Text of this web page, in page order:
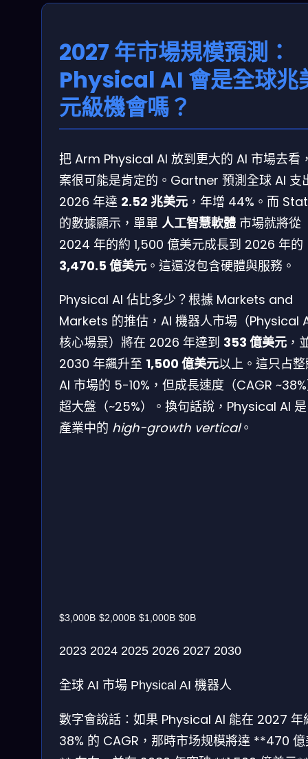
2027 年市場規模預測：
Physical AI 會是全球兆
元級機會嗎？
把 Arm Physical AI 放到更大的 AI 市場去看
案很可能是肯定的。Gartner 預測全球 AI 支
2026 年達 2.52 兆美元 ，年增 44%。而
的數據顯示，單單 人工智慧軟體 市場就將從
2024 年的約 1,500 億美元成長到 2026 年的
3,470.5 億美元 。這還沒包含硬體與服務。
Physical AI 佔比多少？根據 Markets and
Markets 的推估，AI 機器人市場（Physical
核心場景）將在 2026 年達到 353 億美元 ，
2030 年飆升至 1,500 億美元以上。這只占
AI 市場的 5-10%，但成長速度（CAGR
超大盤（~25%）。換句話說，Physical AI
產業中的 high-growth vertical。
$3,000B $2,000B $1,000B $0B
2023 2024 2025 2026 2027 2030
全球 AI 市場 Physical AI 機器人
數字會說話：如果 Physical AI 能在 2027 年
38% 的 CAGR，那時市场规模將達 **470